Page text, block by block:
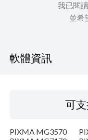
我已閱
並希
軟體資訊
語言
可
PIXMA MG3570